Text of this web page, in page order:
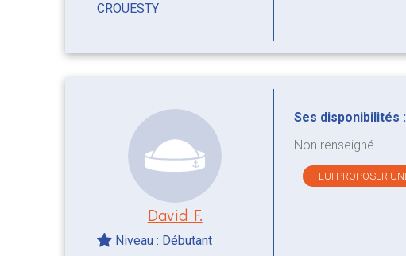
CROUESTY
David F.
Niveau : Débutant
Ses disponibilités :
Non renseigné
LUI PROPOSER